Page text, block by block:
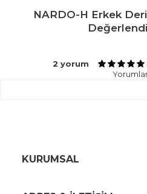
NARDO-H Erkek
2 yorum
KURUMSAL